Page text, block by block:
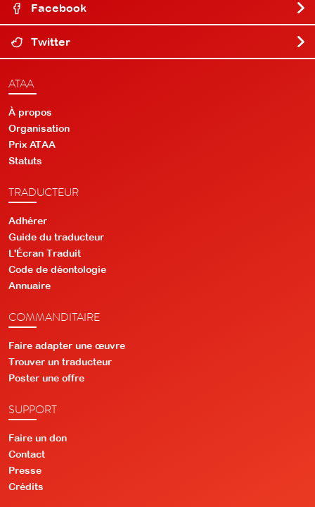
Facebook
Twitter
ATAA
À propos
Organisation
Prix ATAA
Statuts
TRADUCTEUR
Adhérer
Guide du traducteur
L'Écran Traduit
Code de déontologie
Annuaire
COMMANDITAIRE
Faire adapter une œuvre
Trouver un traducteur
Poster une offre
SUPPORT
Faire un don
Contact
Presse
Crédits